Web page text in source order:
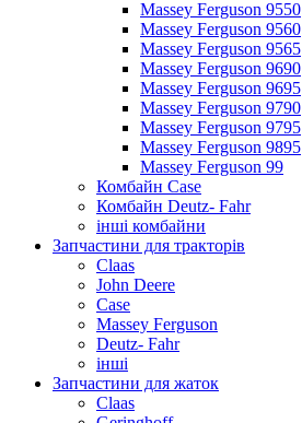
Massey Ferguson 9550
Massey Ferguson 9560
Massey Ferguson 9565
Massey Ferguson 9690
Massey Ferguson 9695
Massey Ferguson 9790
Massey Ferguson 9795
Massey Ferguson 9895
Massey Ferguson 99
Комбайн Case
Комбайн Deutz- Fahr
інші комбайни
Запчастини для тракторів
Claas
John Deere
Case
Massey Ferguson
Deutz- Fahr
інші
Запчастини для жаток
Claas